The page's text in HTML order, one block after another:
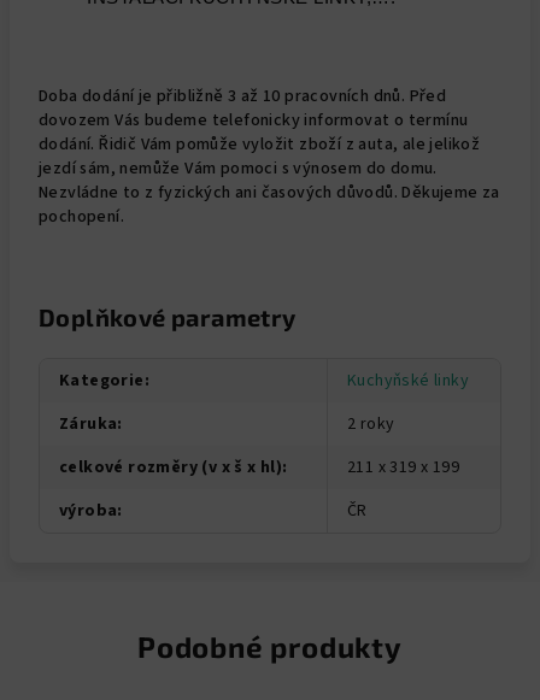
Doba dodání je přibližně 3 až 10 pracovních dnů. Před
dovozem Vás budeme telefonicky informovat o termínu
dodání. Řidič Vám pomůže vyložit zboží z auta, ale jelikož
jezdí sám, nemůže Vám pomoci s výnosem do domu.
Nezvládne to z fyzických ani časových důvodů. Děkujeme za
pochopení.
Doplňkové parametry
Kategorie:
Kuchyňské linky
Záruka:
2 roky
celkové rozměry (v x š x hl):
211 x 319 x 199
výroba: ČR
Podobné produkty